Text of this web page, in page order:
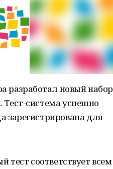
разработал новый набор
Тест-система успешно
зарегистрирована для
тест соответствует всем